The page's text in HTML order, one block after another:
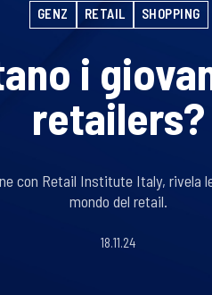
GENZ RETAIL SHOPPING
i
retailers?
con Retail Institute Italy, rivela
mondo del retail.
18.11.24